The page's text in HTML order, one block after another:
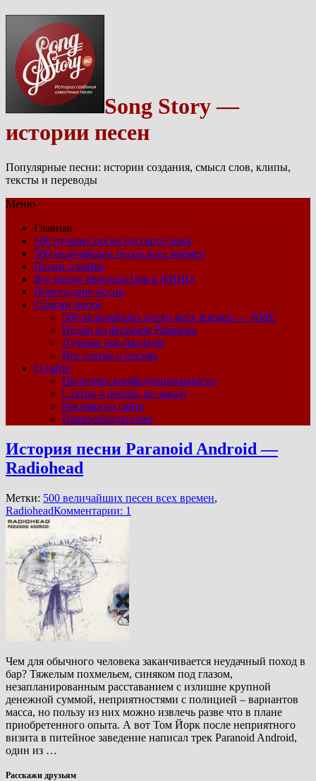
Song Story —
истории песен
Популярные песни: истории создания, смысл слов, клипы,
тексты и переводы
Меню
Главная
100 лучших песен русского рока
500 величайших песен всех времен
Песни о войне
Все песни Виктора Цоя и КИНО
Новогодние песни
Списки песен
500 величайших песен всех времен — NME
Песни из фильмов Рязанова
Лучшие рок-баллады
Все статьи о песнях
О сайте
Политика конфиденциальности
Статьи о песнях по заказу
Реклама на сайте
Правообладателям
История песни Paranoid Android —
Radiohead
Метки: 500 величайших песен всех времен,
RadioheadКомментарии: 1
Чем для обычного человека заканчивается неудачный поход в
бар? Тяжелым похмельем, синяком под глазом,
незапланированным расставанием с излишне крупной
денежной суммой, неприятностями с полицией – вариантов
масса, но пользу из них можно извлечь разве что в плане
приобретенного опыта. А вот Том Йорк после неприятного
визита в питейное заведение написал трек Paranoid Android,
один из …
Расскажи друзьям